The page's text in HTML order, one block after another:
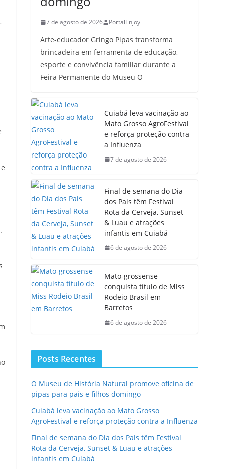
7 de agosto de 2026 PortalEnjoy
Arte-educador Gringo Pipas transforma
brincadeira em ferramenta de educação,
esporte e convivência familiar durante a
Feira Permanente do Museu O
Cuiabá leva vacinação ao
Mato Grosso AgroFestival
e reforça proteção contra
a Influenza
7 de agosto de 2026
Final de semana do Dia
dos Pais têm Festival
Rota da Cerveja, Sunset
& Luau e atrações
infantis em Cuiabá
6 de agosto de 2026
Mato-grossense
conquista título de Miss
Rodeio Brasil em
Barretos
6 de agosto de 2026
Posts Recentes
O Museu de História Natural promove oficina de
pipas para pais e filhos domingo
Cuiabá leva vacinação ao Mato Grosso
AgroFestival e reforça proteção contra a Influenza
Final de semana do Dia dos Pais têm Festival
Rota da Cerveja, Sunset & Luau e atrações
infantis em Cuiabá